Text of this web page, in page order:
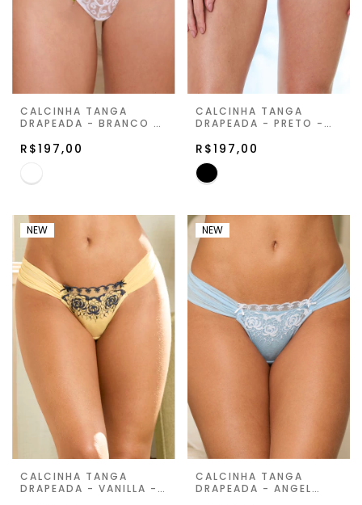
CALCINHA TANGA
DRAPEADA - BRANCO -
R$197,00
CALCINHA TANGA
DRAPEADA - PRETO -
R$197,00
NEW
CALCINHA TANGA
DRAPEADA - VANILLA -
NEW
CALCINHA TANGA
DRAPEADA - ANGEL